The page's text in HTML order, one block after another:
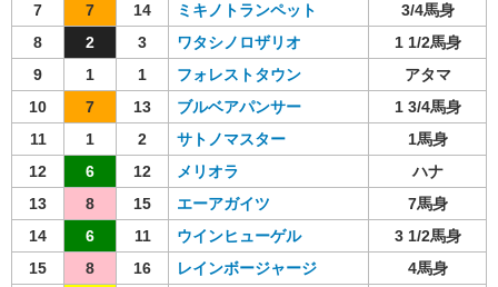
7
7 14 ミキノトランペット
3/4馬身
8
2 3 ワタシノロザリオ
1 1/2馬身
9
1 1 フォレストタウン
アタマ
10
7 13 ブルベアパンサー
1 3/4馬身
11
1 2 サトノマスター
1馬身
12
6 12 メリオラ
ハナ
13
8 15 エーアガイツ
7馬身
14
6 11 ウインヒューゲル
3 1/2馬身
15
8 16 レインボージャージ
4馬身